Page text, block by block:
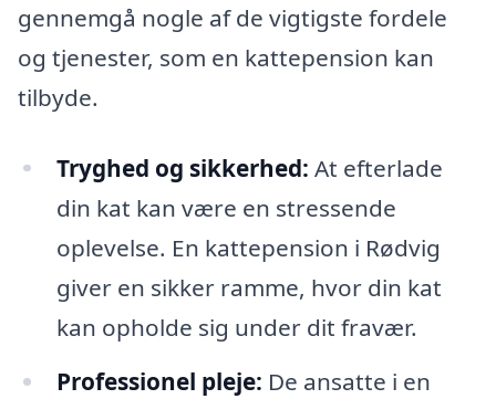
gennemgå nogle af de vigtigste fordele
og tjenester, som en kattepension kan
tilbyde.
Tryghed og sikkerhed: At efterlade
din kat kan være en stressende
oplevelse. En kattepension i Rødvig
giver en sikker ramme, hvor din kat
kan opholde sig under dit fravær.
Professionel pleje: De ansatte i en